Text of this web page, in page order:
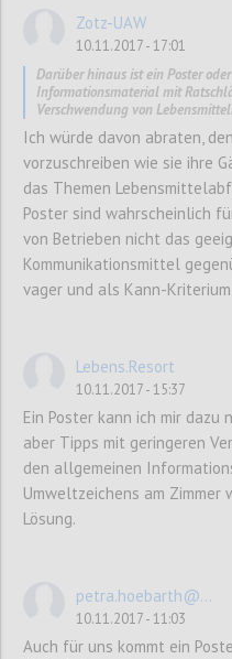
Tourismus zur
hoch“ bzw.
auch
Punkte einbringen.
Streichungen sindrot
zusätzlich
Kriteriensind nur
Änderungen sowie
Alle Änderungen in
Anforderungen
jeweiligen
200
Entwurf (2017)
Zotz-UAW
10.11.2017 - 17:01
Darüber hinaus ist ein Poster
Informationsmaterial mit
Verschwendung von
Ich würde davon abraten,
vorzuschreiben wie sie ihre
das Themen
Poster sind wahrscheinlich
von Betrieben nicht das
Kommunikationsmittel
vager und als Kann-
Lebens.Resort
10.11.2017 - 15:37
Ein Poster kann ich mir dazu
aber Tipps mit geringeren
den allgemeinen
Umweltzeichens am Zimmer
Lösung.
petra.hoebarth@...
10.11.2017 - 11:03
Auch für uns kommt ein